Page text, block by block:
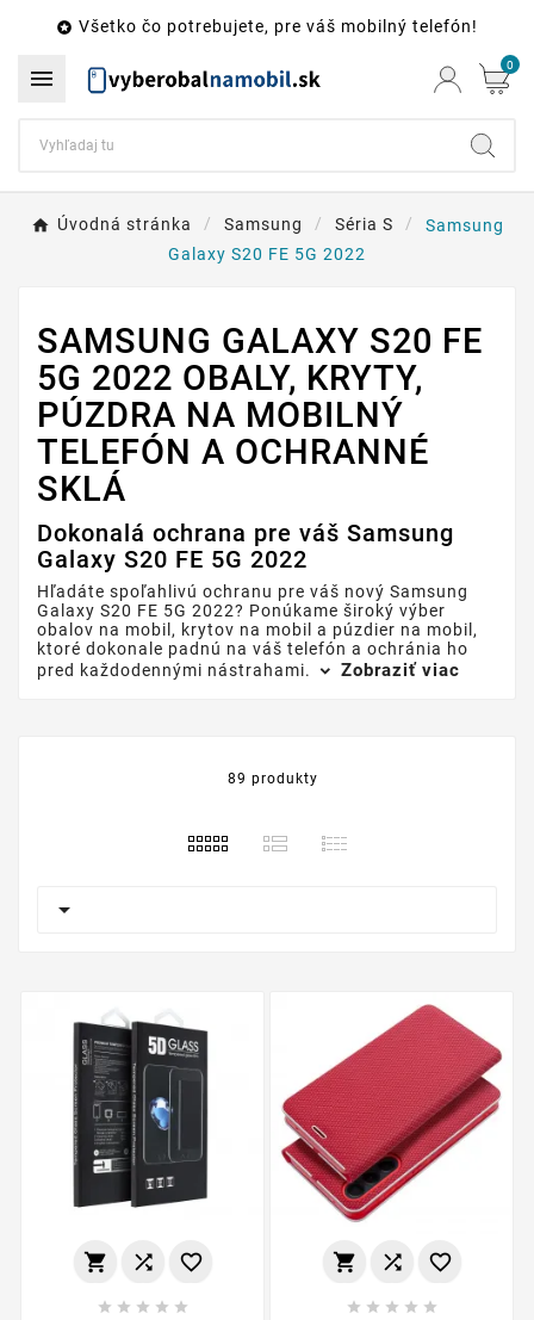
 Všetko čo potrebujete, pre váš mobilný telefón!
 0
Úvodná stránka Samsung Séria S
Samsung
Galaxy S20 FE 5G 2022
SAMSUNG GALAXY S20 FE
5G 2022 OBALY, KRYTY,
PÚZDRA NA MOBILNÝ
TELEFÓN A OCHRANNÉ
SKLÁ
Dokonalá ochrana pre váš Samsung
Galaxy S20 FE 5G 2022
Hľadáte spoľahlivú ochranu pre váš nový Samsung
Galaxy S20 FE 5G 2022? Ponúkame široký výber
obalov na mobil, krytov na mobil a púzdier na mobil,
ktoré dokonale padnú na váš telefón a ochránia ho
pred každodennými nástrahami.
Zobraziť viac
89 produkty

  
    
  
    